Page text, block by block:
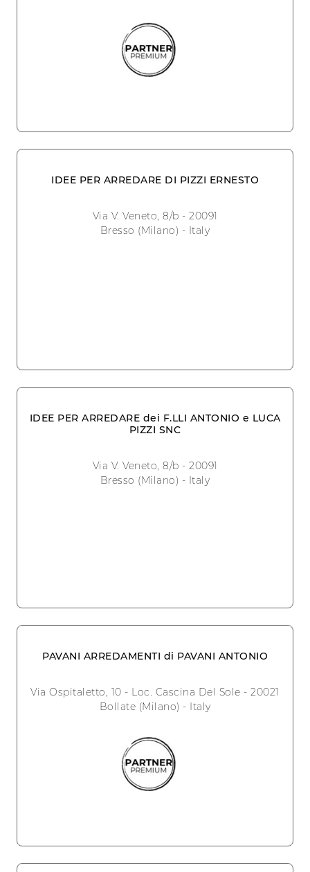
IDEE PER ARREDARE DI PIZZI ERNESTO
Via V. Veneto, 8/b - 20091
Bresso (Milano) - Italy
IDEE PER ARREDARE dei F.LLI ANTONIO e LUCA
PIZZI SNC
Via V. Veneto, 8/b - 20091
Bresso (Milano) - Italy
PAVANI ARREDAMENTI di PAVANI ANTONIO
Via Ospitaletto, 10 - Loc. Cascina Del Sole - 20021
Bollate (Milano) - Italy